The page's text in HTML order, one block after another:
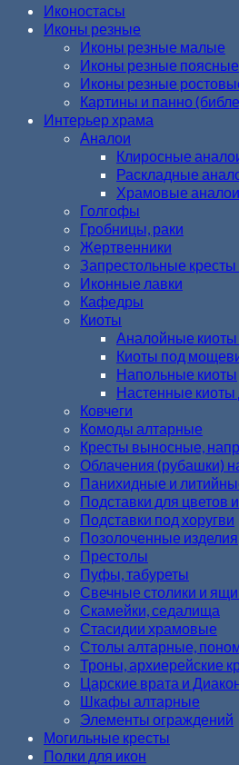
Иконостасы
Иконы резные
Иконы резные малые
Иконы резные поясные
Иконы резные
Картины и панно
Интерьер храма
Аналои
Клиросные
Раскладные
Храмовые аналои
Голгофы
Гробницы, раки
Жертвенники
Запрестольные
Иконные лавки
Кафедры
Киоты
Аналойные киоты
Киоты под
Напольные киоты
Настенные киоты
Ковчеги
Комоды алтарные
Кресты выносные,
Облачения (рубашки)
Панихидные и
Подставки для цветов
Подставки под хоругви
Позолоченные изделия
Престолы
Пуфы, табуреты
Свечные столики и
Скамейки, седалища
Стасидии храмовые
Столы алтарные,
Троны, архиерейские
Царские врата и
Шкафы алтарные
Элементы ограждений
Могильные кресты
Полки для икон